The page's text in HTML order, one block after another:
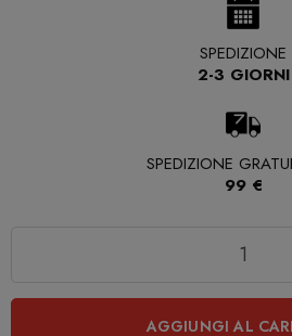
SPEDIZIONE
2-3 GIORNI
SPEDIZIONE
99 €
AGGIUNGI AL